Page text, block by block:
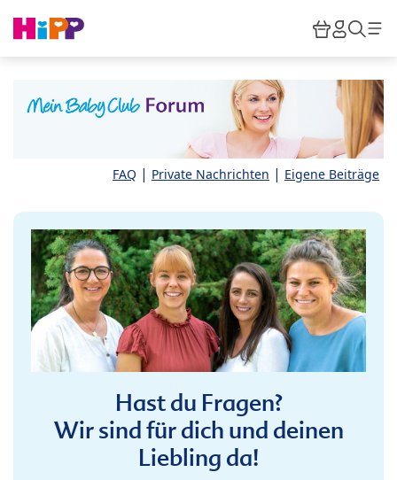
HiPP
FAQ | Private Nachrichten | Eigene Beiträge
Hast du Fragen?
Wir sind für dich und deinen
Liebling da!